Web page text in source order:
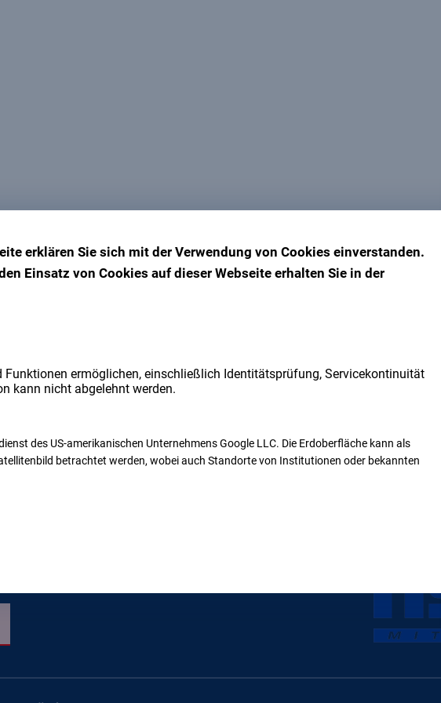
erklären Sie sich mit der Verwendung von Cookies einverstanden.
Einsatz von Cookies auf dieser Webseite erhalten Sie in der
Funktionen ermöglichen, einschließlich Identitätsprüfung, Servicekontinuität
kann nicht abgelehnt werden.
des US-amerikanischen Unternehmens Google LLC. Die Erdoberfläche kann als
betrachtet werden, wobei auch Standorte von Institutionen oder bekannten